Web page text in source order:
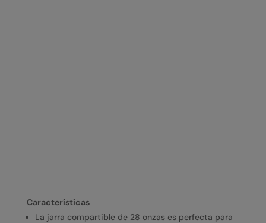
Características
La jarra compartible de 28 onzas es perfecta para